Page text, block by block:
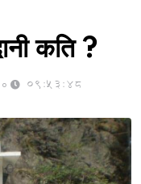
कति ?
09:53:48